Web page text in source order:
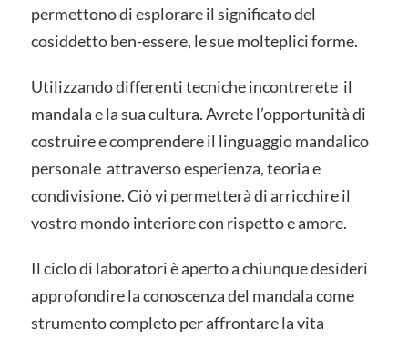
permettono di esplorare il significato del
cosiddetto ben-essere, le sue molteplici forme.
Utilizzando differenti tecniche incontrerete il
mandala e la sua cultura. Avrete l’opportunità di
costruire e comprendere il linguaggio mandalico
personale attraverso esperienza, teoria e
condivisione. Ciò vi permetterà di arricchire il
vostro mondo interiore con rispetto e amore.
Il ciclo di laboratori è aperto a chiunque desideri
approfondire la conoscenza del mandala come
strumento completo per affrontare la vita